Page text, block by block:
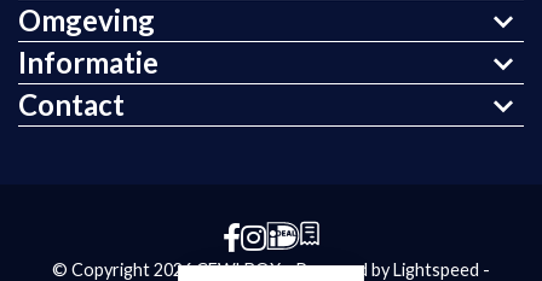
Omgeving
Informatie
Contact
© Copyright 2026 CEWLBOX - Powered byLightspeed -